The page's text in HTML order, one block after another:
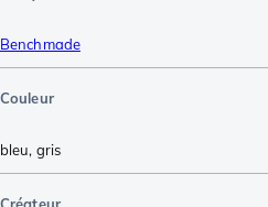
Benchmade
Couleur
bleu, gris